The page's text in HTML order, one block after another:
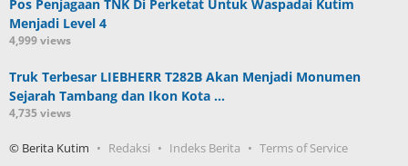
Pos Penjagaan TNK Di Perketat Untuk Waspadai Kutim
Menjadi Level 4
4,999 views
Truk Terbesar LIEBHERR T282B Akan Menjadi Monumen
Sejarah Tambang dan Ikon Kota …
4,735 views
© Berita Kutim Redaksi Indeks Berita Terms of Service